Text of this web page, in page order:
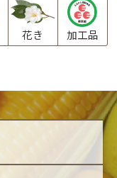
花き 加工品